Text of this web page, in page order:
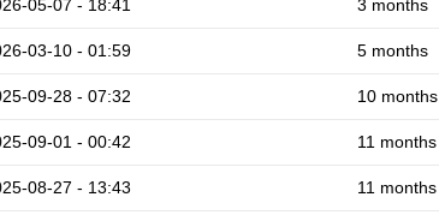
05-07 - 18:41 3 months
03-10 - 01:59 5 months
09-28 - 07:32 10 months
09-01 - 00:42 11 months
08-27 - 13:43 11 months